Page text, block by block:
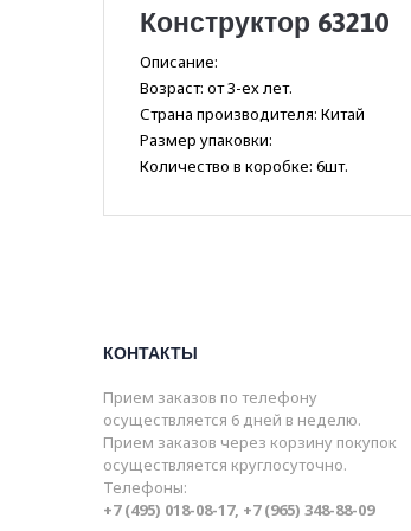
Конструктор 63210
Описание:
Возраст: от 3-ех лет.
Страна производителя: Китай
Размер упаковки:
Количество в коробке: 6шт.
КОНТАКТЫ
Прием заказов по телефону
осуществляется 6 дней в неделю.
Прием заказов через корзину покупок
осуществляется круглосуточно.
Телефоны:
+7 (495) 018-08-17, +7 (965) 348-88-09